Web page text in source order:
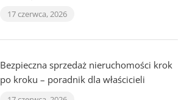
17 czerwca, 2026
Bezpieczna sprzedaż nieruchomości krok
po kroku – poradnik dla właścicieli